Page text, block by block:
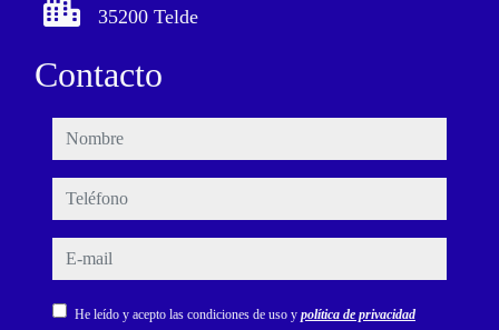
35200 Telde
Contacto
nombre
teléfono
e-mail
He leído y acepto las condiciones de uso y política de privacidad